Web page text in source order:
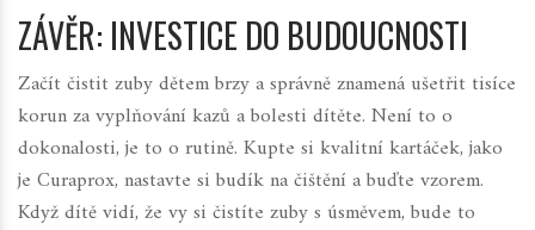
ZÁVĚR: INVESTICE DO BUDOUCNOSTI
Začít čistit zuby dětem brzy a správně znamená ušetřit tisíce
korun za vyplňování kazů a bolesti dítěte. Není to o
dokonalosti, je to o rutině. Kupte si kvalitní kartáček, jako
je Curaprox, nastavte si budík na čištění a buďte vzorem.
Když dítě vidí, že vy si čistíte zuby s úsměvem, bude to